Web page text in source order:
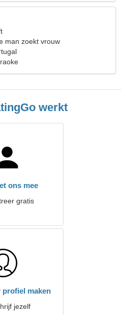
man zoekt vrouw
werkt
ons mee
gratis
profiel maken
jezelf